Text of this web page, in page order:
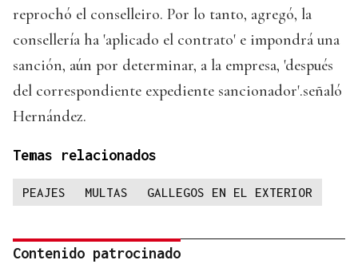
reprochó el conselleiro. Por lo tanto, agregó, la
consellería ha 'aplicado el contrato' e impondrá una
sanción, aún por determinar, a la empresa, 'después
del correspondiente expediente sancionador'.señaló
Hernández.
Temas relacionados
PEAJES MULTAS GALLEGOS EN EL EXTERIOR
Contenido patrocinado